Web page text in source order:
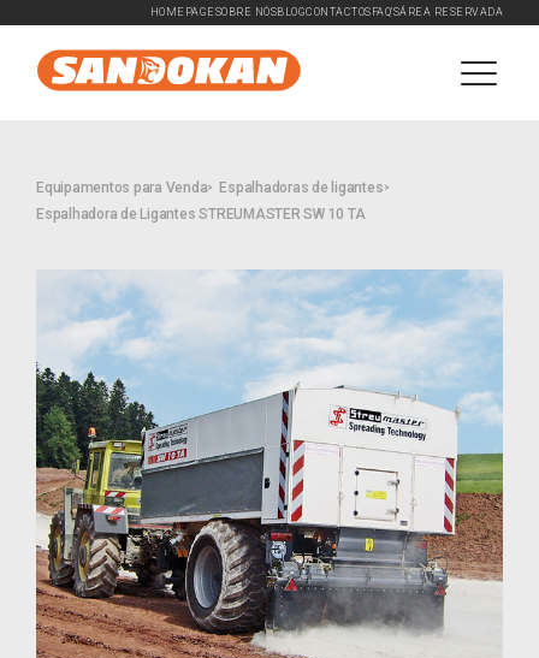
HOMEPAGE SOBRE NÓSBLOGCONTACTOS FAQ'SÁREA RESERVADA
Equipamentos para Venda
Espalhadoras de ligantes
Espalhadora de Ligantes STREUMASTER SW 10 TA